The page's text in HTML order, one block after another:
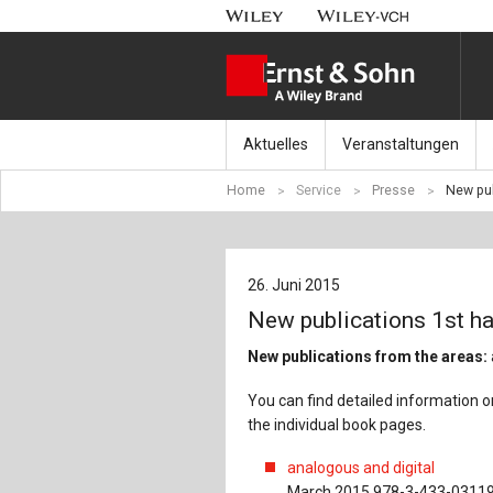
Aktuelles
Nachrichten
Aktuell erschienen
Erscheint in Kürze
Veranstaltungen
Münchener
Fachkonferenz
Beton-Kalender-Tag
Home Service Presse New
26. Juni 2015
New publications 1st
New publications from the areas:
You can find detailed information
the individual book pages.
analogous and digital